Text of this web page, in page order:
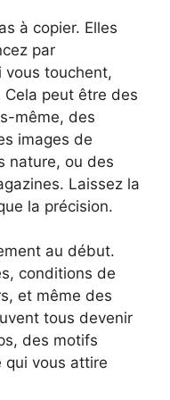
à copier. Elles
par
vous touchent,
Cela peut être des
même, des
images de
nature, ou des
Laissez la
la précision.
au début.
conditions de
et même des
tous devenir
des motifs
qui vous attire